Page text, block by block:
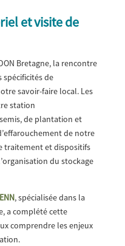
et visite de
Bretagne, la rencontre
de
savoir-faire local. Les
station
de plantation et
de notre
traitement et dispositifs
du stockage
, spécialisée dans la
a complété cette
comprendre les enjeux